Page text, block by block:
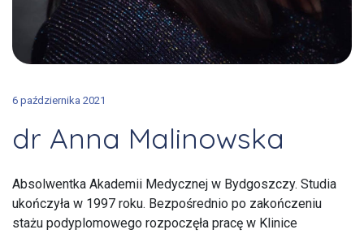
6 października 2021
dr Anna Malinowska
Absolwentka Akademii Medycznej w Bydgoszczy. Studia
ukończyła w 1997 roku. Bezpośrednio po zakończeniu
stażu podyplomowego rozpoczęła pracę w Klinice